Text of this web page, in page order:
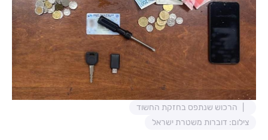
הרכוש שנתפס בחזקת החשוד
צילום: דוברות משטרת ישראל